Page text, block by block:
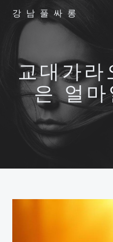
강남풀싸롱
교대가라
은 얼마